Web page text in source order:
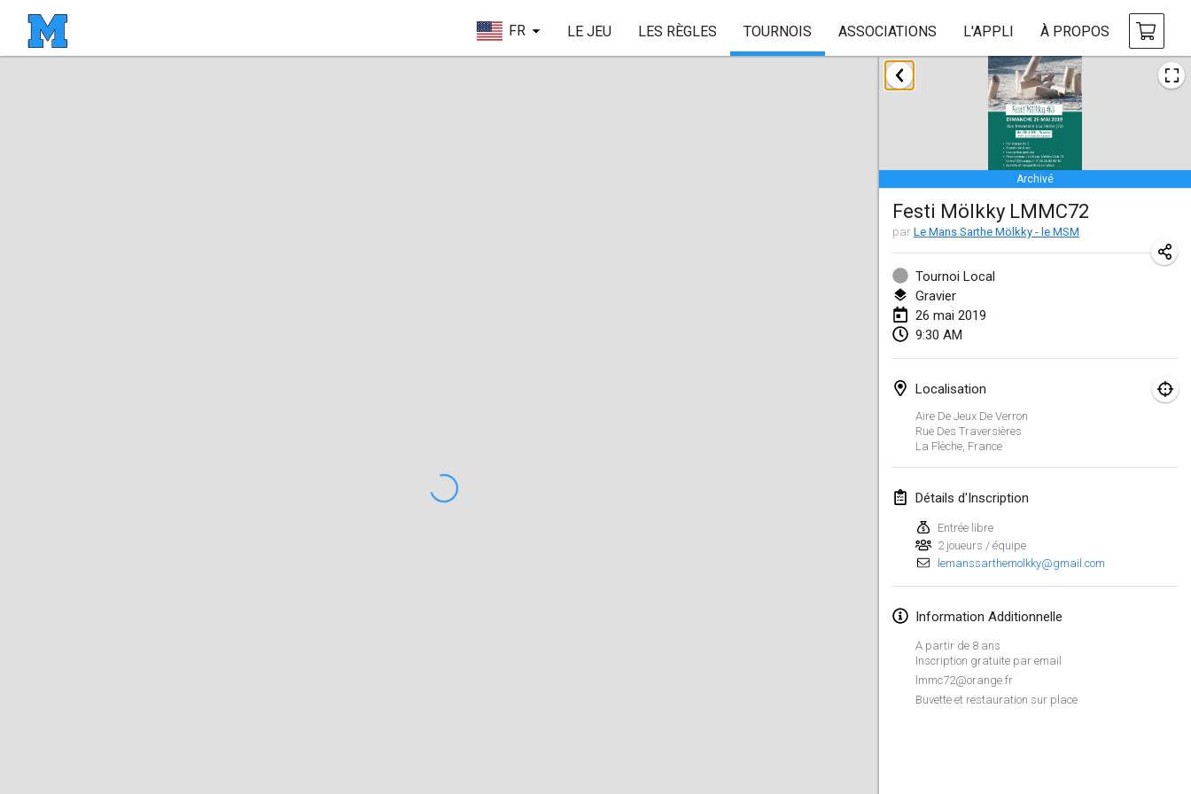
FR LE JEU LES RÈGLES TOURNOIS ASSOCIATIONS L'APPLI À PROPOS
Archivé
Festi Mölkky LMMC72
par Le Mans Sarthe Mölkky - le MSM
Tournoi Local
Gravier
26 mai 2019
9:30 AM
Localisation
Aire De Jeux De Verron
Rue Des Traversières
La Flèche, France
Détails d'Inscription
Entrée libre
2 joueurs / équipe
lemanssarthemolkky@gmail.com
Information Additionnelle
A partir de 8 ans
Inscription gratuite par email
lmmc72@orange.fr
Buvette et restauration sur place
janvier 2019
New Year's Throw Mölkky
|République tchèque
Tournoi Mixte ASPTTOM
20 janv. 2019 | France
Tournoi d'Hiver
26 janv. 2019
Liekki Cup
26 janv. 2019
26 janv. 2019
février 2019
2 févr. 2019| Finlande
Lumi Mölkky
9 févr. 2019|Finlande
Tournoi de la St Valentin
OTH
16 févr. 2019|Finlande